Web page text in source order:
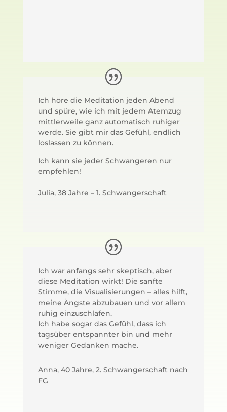
Ich höre die Meditation jeden Abend
und spüre, wie ich mit jedem Atemzug
mittlerweile ganz automatisch ruhiger
werde. Sie gibt mir das Gefühl, endlich
loslassen zu können.
Ich kann sie jeder Schwangeren nur
empfehlen!
Julia, 38 Jahre – 1. Schwangerschaft
Ich war anfangs sehr skeptisch, aber
diese Meditation wirkt! Die sanfte
Stimme, die Visualisierungen – alles hilft,
meine Ängste abzubauen und vor allem
ruhig einzuschlafen.
Ich habe sogar das Gefühl, dass ich
tagsüber entspannter bin und mehr
weniger Gedanken mache.
Anna, 40 Jahre, 2. Schwangerschaft nach
FG